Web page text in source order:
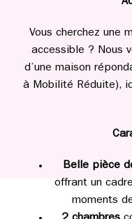
Vous cherchez une
accessible ? Nous
d’une maison
à Mobilité Réduite),
Belle pièce
offrant un
moments